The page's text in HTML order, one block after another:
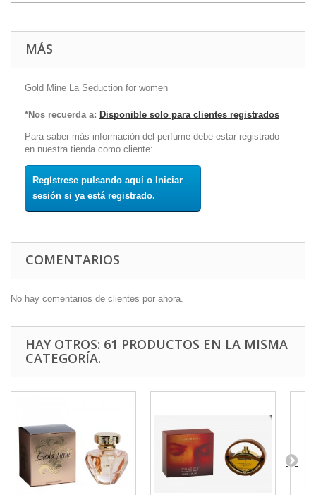
MÁS
Gold Mine La Seduction for women
*Nos recuerda a: Disponible solo para clientes registrados
Para saber más información del perfume debe estar registrado
en nuestra tienda como cliente:
Regístrese pulsando aquí o Iniciar
sesión si ya está registrado.
COMENTARIOS
No hay comentarios de clientes por ahora.
HAY OTROS: 61 PRODUCTOS EN LA MISMA
CATEGORÍA.